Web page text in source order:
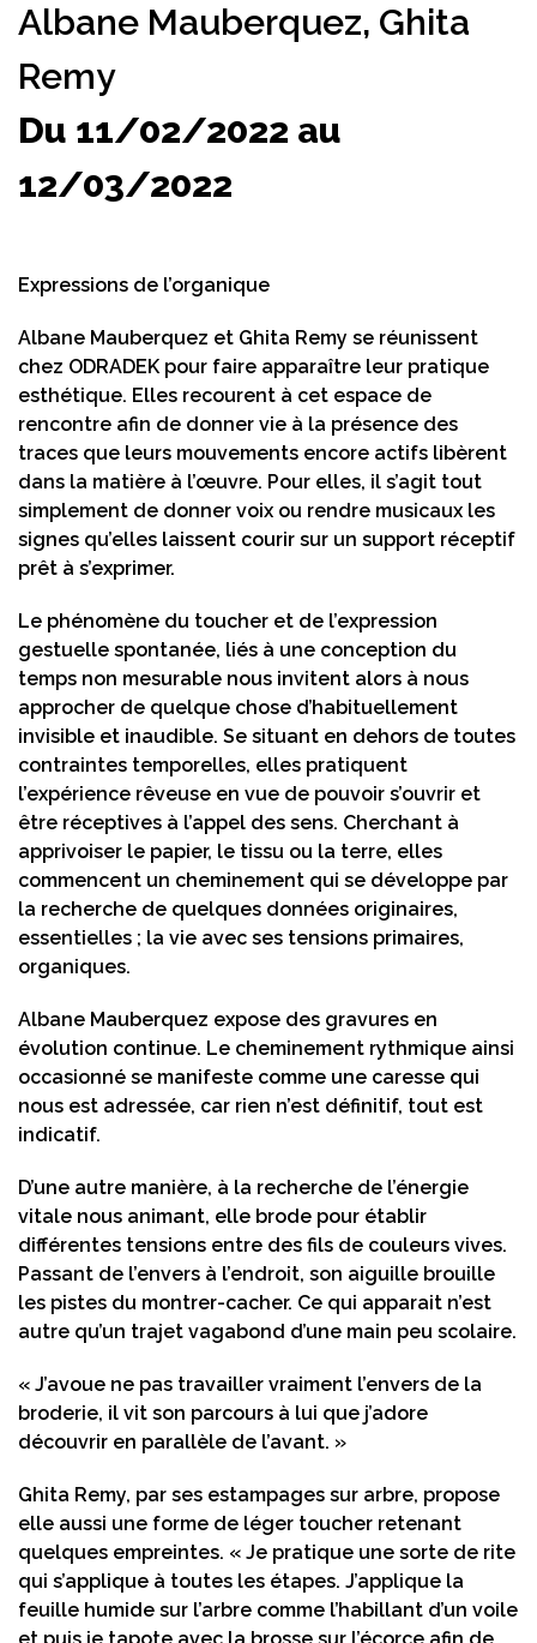
Albane Mauberquez, Ghita
Remy
Du 11/02/2022 au
12/03/2022
Expressions de l’organique
Albane Mauberquez et Ghita Remy se réunissent
chez ODRADEK pour faire apparaître leur pratique
esthétique. Elles recourent à cet espace de
rencontre afin de donner vie à la présence des
traces que leurs mouvements encore actifs libèrent
dans la matière à l’œuvre. Pour elles, il s’agit tout
simplement de donner voix ou rendre musicaux les
signes qu’elles laissent courir sur un support réceptif
prêt à s’exprimer.
Le phénomène du toucher et de l’expression
gestuelle spontanée, liés à une conception du
temps non mesurable nous invitent alors à nous
approcher de quelque chose d’habituellement
invisible et inaudible. Se situant en dehors de toutes
contraintes temporelles, elles pratiquent
l’expérience rêveuse en vue de pouvoir s’ouvrir et
être réceptives à l’appel des sens. Cherchant à
apprivoiser le papier, le tissu ou la terre, elles
commencent un cheminement qui se développe par
la recherche de quelques données originaires,
essentielles ; la vie avec ses tensions primaires,
organiques.
Albane Mauberquez expose des gravures en
évolution continue. Le cheminement rythmique ainsi
occasionné se manifeste comme une caresse qui
nous est adressée, car rien n’est définitif, tout est
indicatif.
D’une autre manière, à la recherche de l’énergie
vitale nous animant, elle brode pour établir
différentes tensions entre des fils de couleurs vives.
Passant de l’envers à l’endroit, son aiguille brouille
les pistes du montrer-cacher. Ce qui apparait n’est
autre qu’un trajet vagabond d’une main peu scolaire.
« J’avoue ne pas travailler vraiment l’envers de la
broderie, il vit son parcours à lui que j’adore
découvrir en parallèle de l’avant. »
Ghita Remy, par ses estampages sur arbre, propose
elle aussi une forme de léger toucher retenant
quelques empreintes. « Je pratique une sorte de rite
qui s’applique à toutes les étapes. J’applique la
feuille humide sur l’arbre comme l’habillant d’un voile